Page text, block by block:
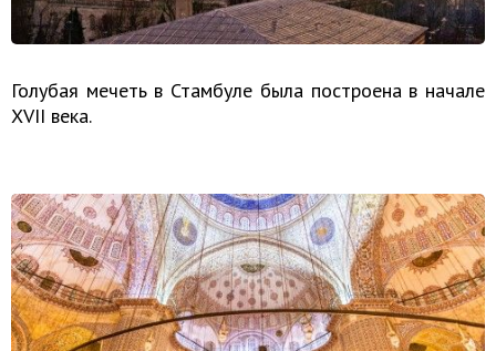
Голубая мечеть в Стамбуле была построена в начале
XVII века.